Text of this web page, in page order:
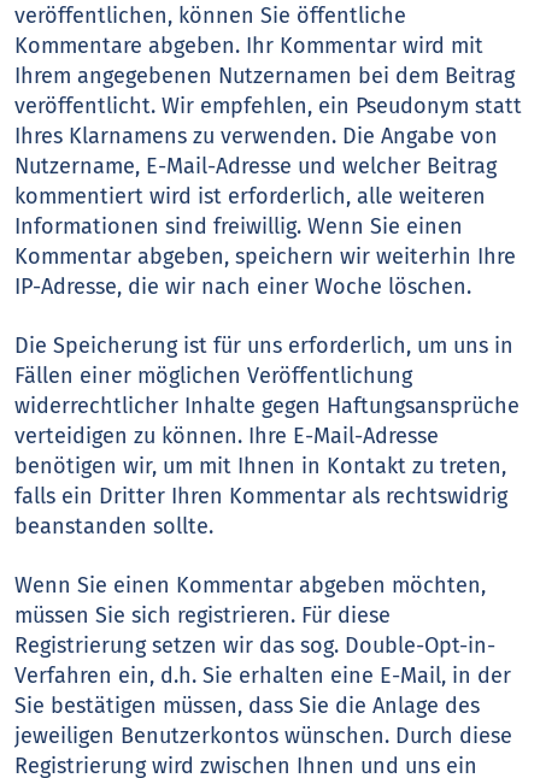
veröffentlichen, können Sie öffentliche
Kommentare abgeben. Ihr Kommentar wird mit
Ihrem angegebenen Nutzernamen bei dem Beitrag
veröffentlicht. Wir empfehlen, ein Pseudonym statt
Ihres Klarnamens zu verwenden. Die Angabe von
Nutzername, E-Mail-Adresse und welcher Beitrag
kommentiert wird ist erforderlich, alle weiteren
Informationen sind freiwillig. Wenn Sie einen
Kommentar abgeben, speichern wir weiterhin Ihre
IP-Adresse, die wir nach einer Woche löschen.
Die Speicherung ist für uns erforderlich, um uns in
Fällen einer möglichen Veröffentlichung
widerrechtlicher Inhalte gegen Haftungsansprüche
verteidigen zu können. Ihre E-Mail-Adresse
benötigen wir, um mit Ihnen in Kontakt zu treten,
falls ein Dritter Ihren Kommentar als rechtswidrig
beanstanden sollte.
Wenn Sie einen Kommentar abgeben möchten,
müssen Sie sich registrieren. Für diese
Registrierung setzen wir das sog. Double-Opt-in-
Verfahren ein, d.h. Sie erhalten eine E-Mail, in der
Sie bestätigen müssen, dass Sie die Anlage des
jeweiligen Benutzerkontos wünschen. Durch diese
Registrierung wird zwischen Ihnen und uns ein